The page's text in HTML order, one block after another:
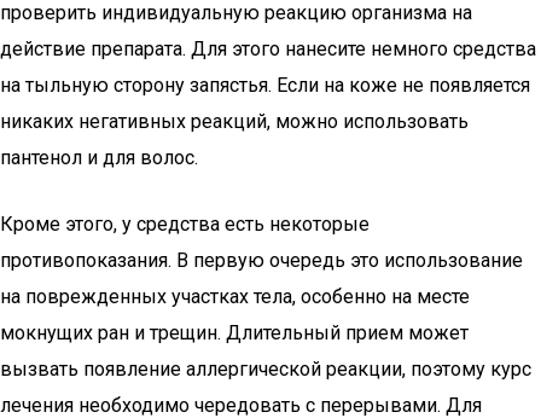
проверить индивидуальную реакцию организма на
действие препарата. Для этого нанесите немного средства
на тыльную сторону запястья. Если на коже не появляется
никаких негативных реакций, можно использовать
пантенол и для волос.
Кроме этого, у средства есть некоторые
противопоказания. В первую очередь это использование
на поврежденных участках тела, особенно на месте
мокнущих ран и трещин. Длительный прием может
вызвать появление аллергической реакции, поэтому курс
лечения необходимо чередовать с перерывами. Для